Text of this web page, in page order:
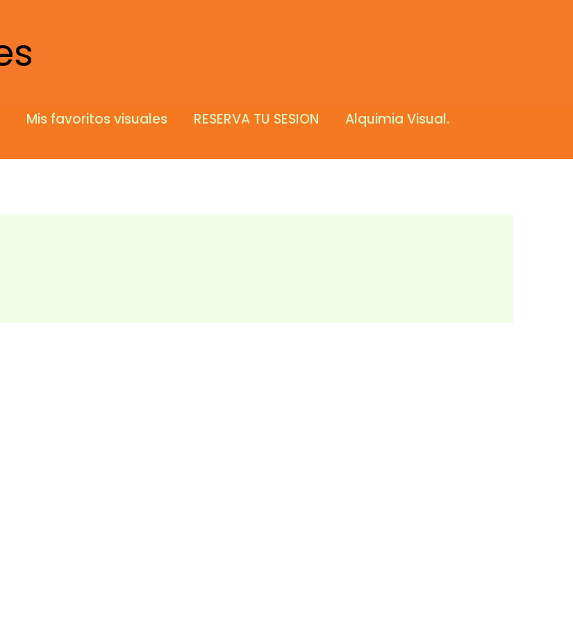
Mis favoritos visuales RESERVA TU SESION
Alquimia Visual.